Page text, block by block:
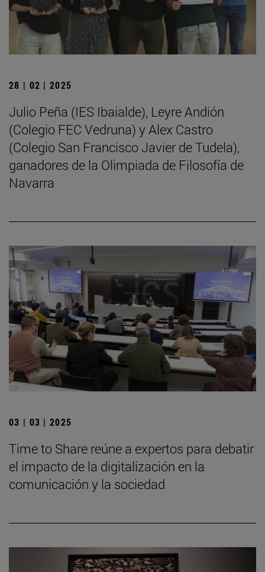
28 | 02 | 2025
Julio Peña (IES Ibaialde), Leyre Andión
(Colegio FEC Vedruna) y Alex Castro
(Colegio San Francisco Javier de Tudela),
ganadores de la Olimpiada de Filosofía de
Navarra
03 | 03 | 2025
Time to Share reúne a expertos para debatir
el impacto de la digitalización en la
comunicación y la sociedad